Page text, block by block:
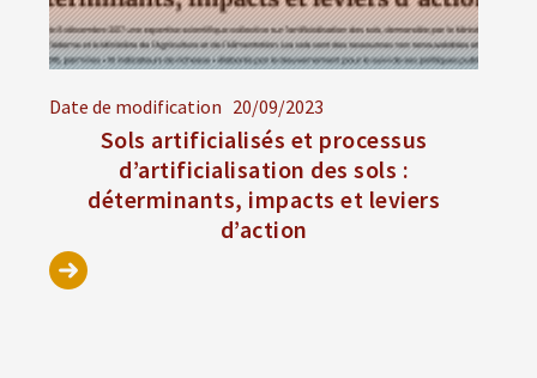
Date de modification 20/09/2023
Sols artificialisés et processus
d’artificialisation des sols :
déterminants, impacts et leviers
d’action